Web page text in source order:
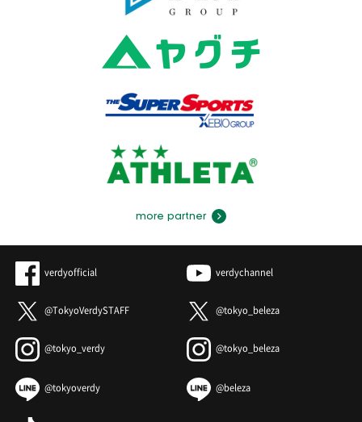
more partner
verdyofficial verdychannel
@TokyoVerdySTAFF @tokyo_beleza
@tokyo_verdy @tokyo_beleza
@tokyoverdy @beleza